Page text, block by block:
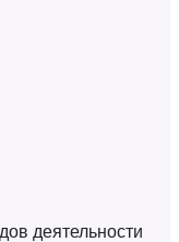
деятельности